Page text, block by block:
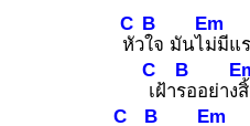
C
หัว
B
ใจ มันไ
Em
ม่มีแ
C
เฝ้า
B
รออย่าง
C B Em